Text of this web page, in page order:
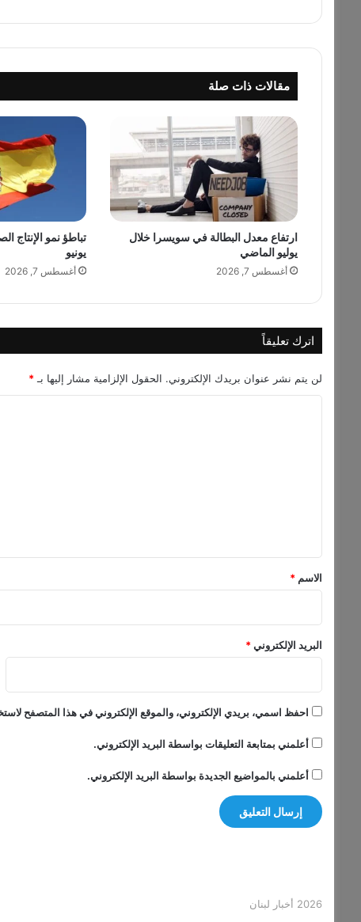
ي
ض
"
ا
ل
و
ط
ن
ي
ا
ل
ح
ر
ع
ر
و
ي
ع
ن
ي
ا
ر
ا
ن
مقالات ذات صلة
ارتفاع معدل البطالة في سويسرا خلال
يوليو الماضي
أغسطس 7, 2026
تباطؤ نمو الإنتاج
يونيو
أغسطس 7, 2026
اترك تعليقاً
لن يتم نشر عنوان بريدك الإلكتروني. الحقول الإلزامية مشار إليها بـ*
*
الاسم *
البريد الإلكتروني*
احفظ اسمي، بريدي الإلكتروني، والموقع الإلكتروني في هذا المتصفح
أعلمني بمتابعة التعليقات بواسطة البريد الإلكتروني.
أعلمني بالمواضيع الجديدة بواسطة البريد الإلكتروني.
2026 أخبار لبنان